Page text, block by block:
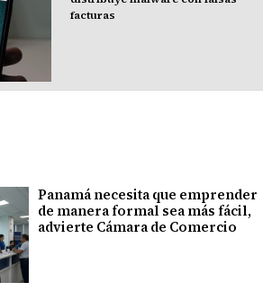
facturas
Panamá necesita que emprender
de manera formal sea más fácil,
advierte Cámara de Comercio